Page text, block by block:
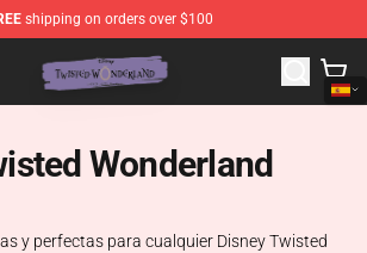
shipping on orders over $100
Store - Official Twisted
Wonderland
y perfectas para cualquier Disney Twisted